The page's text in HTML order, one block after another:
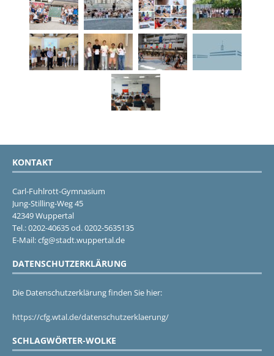
KONTAKT
Carl-Fuhlrott-Gymnasium
Jung-Stilling-Weg 45
42349 Wuppertal
Tel.: 0202-40635 od. 0202-5635135
E-Mail: cfg@stadt.wuppertal.de
DATENSCHUTZERKLÄRUNG
Die Datenschutzerklärung finden Sie hier:
https://cfg.wtal.de/datenschutzerklaerung/
SCHLAGWÖRTER-WOLKE